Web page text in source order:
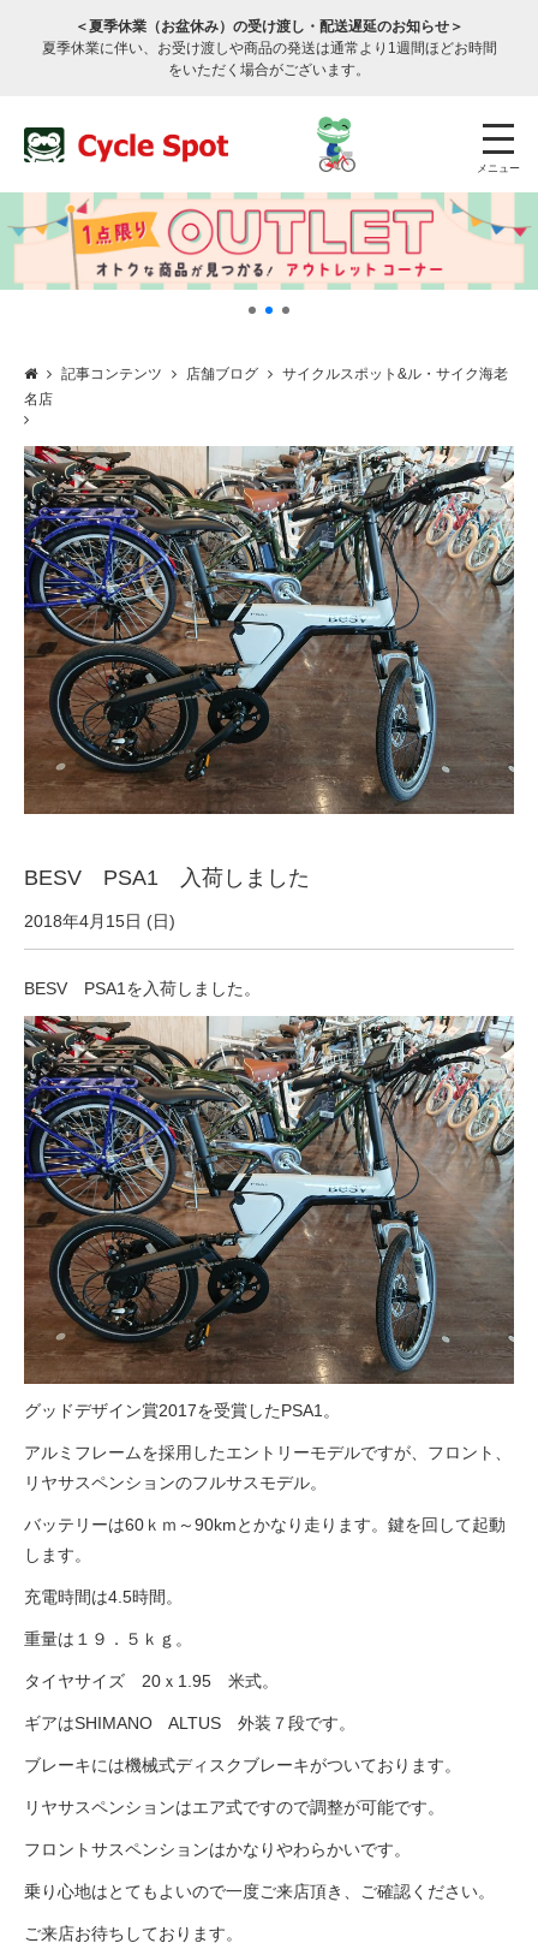
＜夏季休業（お盆休み）の受け渡し・配送遅延のお知らせ＞
夏季休業に伴い、お受け渡しや商品の発送は通常より1週間ほどお時間
をいただく場合がございます。
メニュー
サービスのご案内
サービス全般
修理・メンテナンス工賃
盗難保証
SpotMateログイン
PB全車種カタログ
eVita
コンテンツ
店舗ブログ
イベント
メディア
求人情報
法人様
法人様向け割引
お問い合わせ
記事コンテンツ 店舗ブログ
サイクルスポット&ル・サイク海老
名店
BESV PSA1 入荷しました
2018年4月15日 (日)
BESV PSA1を入荷しました。
グッドデザイン賞2017を受賞したPSA1。
アルミフレームを採用したエントリーモデルですが、フロント、
リヤサスペンションのフルサスモデル。
バッテリーは60ｋｍ～90kmとかなり走ります。鍵を回して起動
します。
充電時間は4.5時間。
重量は１９．５ｋｇ。
タイヤサイズ 20ｘ1.95 米式。
ギアはSHIMANO ALTUS 外装７段です。
ブレーキには機械式ディスクブレーキがついております。
リヤサスペンションはエア式ですので調整が可能です。
フロントサスペンションはかなりやわらかいです。
乗り心地はとてもよいので一度ご来店頂き、ご確認ください。
ご来店お待ちしております。